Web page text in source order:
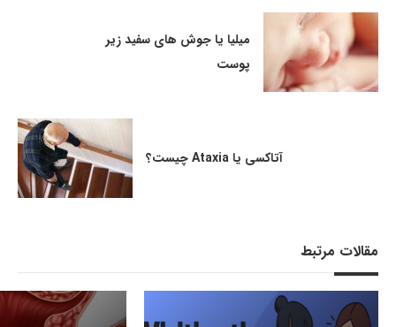
میلیا یا جوش های سفید زیر
پوست
آتاکسی یا Ataxia چیست؟
مقالات مرتبط